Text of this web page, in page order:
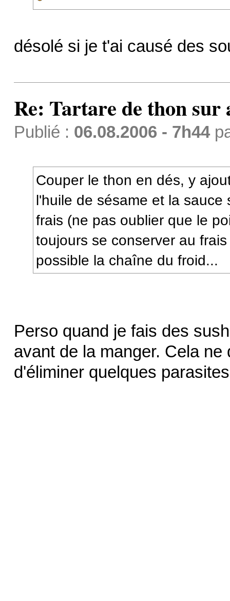
désolé si je t'ai causé des
Re: Tartare de thon sur
Publié : 06.08.2006 - 7h44
Couper le thon en dés, y
l'huile de sésame et la sauce
frais (ne pas oublier que le
toujours se conserver au
possible la chaîne du froid...
Perso quand je fais des
avant de la manger. Cela
d'éliminer quelques